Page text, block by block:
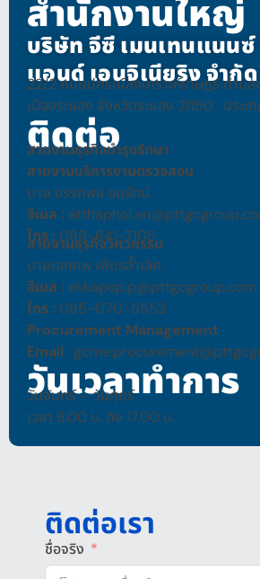
สำนักงานใหญ่
บริษัท จีซี เมนเทนแนนซ์
แอนด์ เอนจิเนียริง จำกัด
22/2 ถนนปกรณ์สงเคราะห์ราษฎร์ ตำบล
เมืองระยอง จังหวัดระยอง 21150 , ประเ
ติดต่อ
สายงานธุรกิจบำรุงรักษา
สายงานบริการงานตรวจสอบ
นาย อรรถพล อนุรัตน์
อีเมล :
โทร:089-641-7105
สายงานธุรกิจวิศวกรรม
นายเอกภพ เพียรล้ำเลิศ
อีเมล : ekkapop.p@pttgcgroup.com
โทร : 085-070-5553
Procurement Management
Email :
วันเวลาทำการ
วันจันทร์ – วันศุกร์
เวลา 8.00 น. ถึง 17.00 น.
ติดต่อเรา
ชื่อจริง